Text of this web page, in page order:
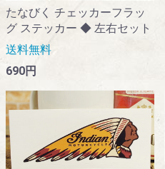
たなびく チェッカーフラッ
グ ステッカー ◆ 左右セット
送料無料
690円